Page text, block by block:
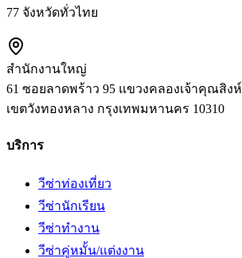
77 จังหวัดทั่วไทย
สำนักงานใหญ่
61 ซอยลาดพร้าว 95 แขวงคลองเจ้าคุณสิงห์
เขตวังทองหลาง กรุงเทพมหานคร 10310
บริการ
วีซ่าท่องเที่ยว
วีซ่านักเรียน
วีซ่าทำงาน
วีซ่าคู่หมั้น/แต่งงาน